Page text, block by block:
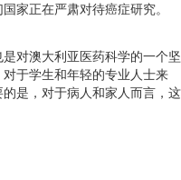
家正在严肃对待癌症研究。
对澳大利亚医药科学的一个坚
于学生和年轻的专业人士来
是，对于病人和家人而言，这